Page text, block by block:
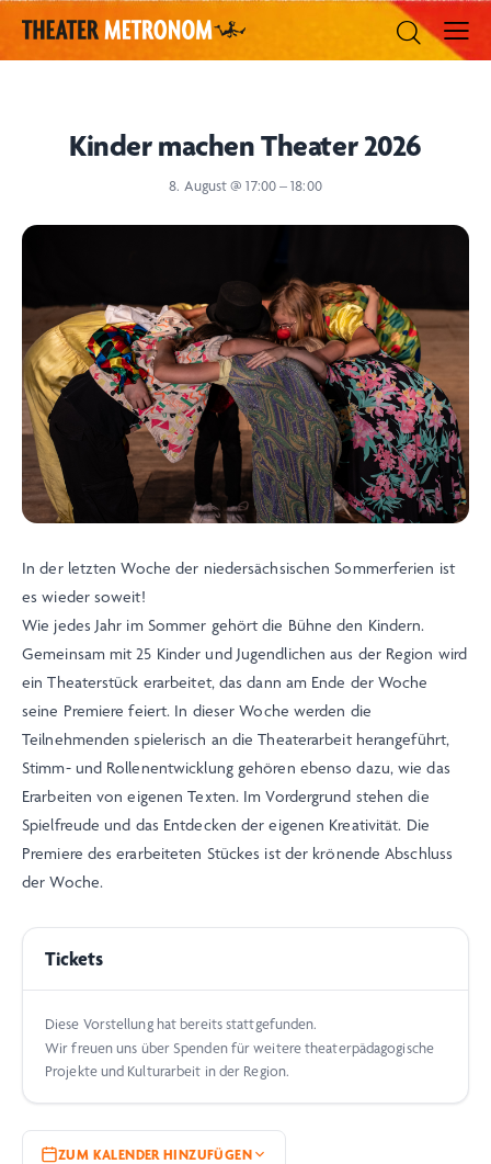
Kinder machen Theater 2026
8. August @ 17:00 – 18:00
In der letzten Woche der niedersächsischen Sommerferien ist
es wieder soweit!
Wie jedes Jahr im Sommer gehört die Bühne den Kindern.
Gemeinsam mit 25 Kinder und Jugendlichen aus der Region wird
ein Theaterstück erarbeitet, das dann am Ende der Woche
seine Premiere feiert. In dieser Woche werden die
Teilnehmenden spielerisch an die Theaterarbeit herangeführt,
Stimm- und Rollenentwicklung gehören ebenso dazu, wie das
Erarbeiten von eigenen Texten. Im Vordergrund stehen die
Spielfreude und das Entdecken der eigenen Kreativität. Die
Premiere des erarbeiteten Stückes ist der krönende Abschluss
der Woche.
Tickets
Diese Vorstellung hat bereits stattgefunden.
Wir freuen uns über Spenden für weitere theaterpädagogische
Projekte und Kulturarbeit in der Region.
ZUM KALENDER HINZUFÜGEN